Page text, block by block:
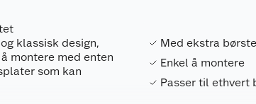
klassisk design,
montere med enten
som kan
Med ekstra
Enkel å montere
Passer til ethvert